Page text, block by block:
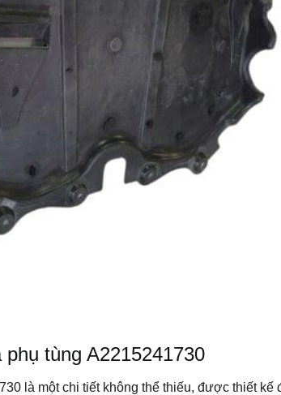
tùng A2215241730
là một chi tiết không thể thiếu, được thiết